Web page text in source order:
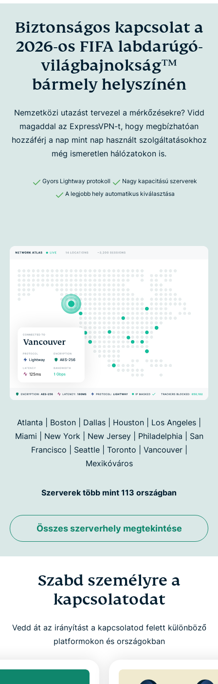
Biztonságos kapcsolat a
2026-os FIFA labdarúgó-
világbajnokság™
bármely helyszínén
Nemzetközi utazást tervezel a mérkőzésekre? Vidd
magaddal az ExpressVPN-t, hogy megbízhatóan
hozzáférj a nap mint nap használt szolgáltatásokhoz
még ismeretlen hálózatokon is.
Gyors Lightway protokoll
Nagy kapacitású szerverek
A legjobb hely automatikus kiválasztása
Atlanta | Boston | Dallas | Houston | Los Angeles |
Miami | New York | New Jersey | Philadelphia | San
Francisco | Seattle | Toronto | Vancouver |
Mexikóváros
Szerverek több mint 113 országban
Összes szerverhely megtekintése
Szabd személyre a
kapcsolatodat
Vedd át az irányítást a kapcsolatod felett különböző
platformokon és országokban